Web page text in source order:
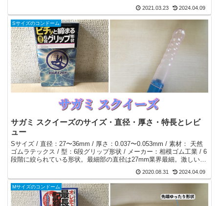
2021.03.23 2024.04.09
Sサイズのコンドーム
サガミ スクイーズのサイズ・直径・厚さ・特長とレビ
ュー
Sサイズ / 直径：27〜36mm / 厚さ：0.037〜0.053mm / 素材： 天然
ゴムラテックス / 型：6段グリップ形状 / メーカー：相模ゴム工業 / 6
段階に絞られている形状。最細部の直径は27mm業界最細。激しいピ
2020.08.31 2024.04.09
Mサイズのコンドーム